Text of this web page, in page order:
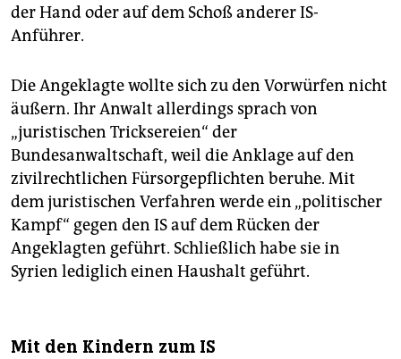
der Hand oder auf dem Schoß anderer IS-
Anführer.
Die Angeklagte wollte sich zu den Vorwürfen nicht
äußern. Ihr Anwalt allerdings sprach von
„juristischen Tricksereien“ der
Bundesanwaltschaft, weil die Anklage auf den
zivilrechtlichen Fürsorgepflichten beruhe. Mit
dem juristischen Verfahren werde ein „politischer
Kampf“ gegen den IS auf dem Rücken der
Angeklagten geführt. Schließlich habe sie in
Syrien lediglich einen Haushalt geführt.
Mit den Kindern zum IS